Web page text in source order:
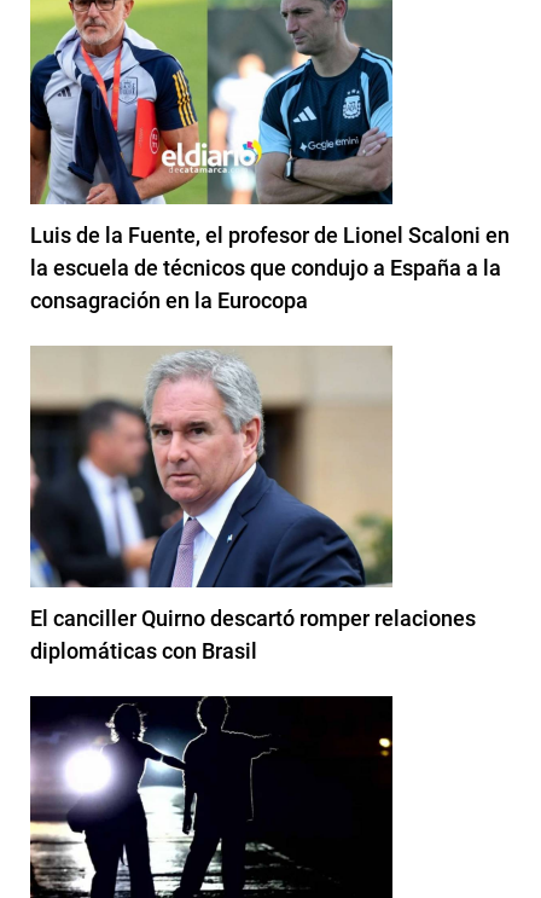
Luis de la Fuente, el profesor de Lionel Scaloni en
la escuela de técnicos que condujo a España a la
consagración en la Eurocopa
El canciller Quirno descartó romper relaciones
diplomáticas con Brasil